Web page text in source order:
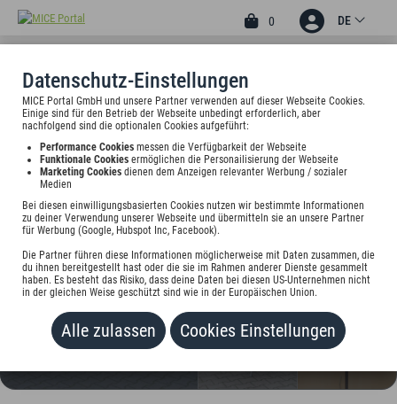
Datenschutz-Einstellungen
MICE Portal GmbH und unsere Partner verwenden auf dieser Webseite Cookies.
Einige sind für den Betrieb der Webseite unbedingt erforderlich, aber
nachfolgend sind die optionalen Cookies aufgeführt:
Performance Cookies messen die Verfügbarkeit der Webseite
Funktionale Cookies ermöglichen die Personailisierung der Webseite
Marketing Cookies dienen dem Anzeigen relevanter Werbung / sozialer
Medien
Bei diesen einwilligungsbasierten Cookies nutzen wir bestimmte Informationen
zu deiner Verwendung unserer Webseite und übermitteln sie an unsere Partner
für Werbung (Google, Hubspot Inc, Facebook).
Die Partner führen diese Informationen möglicherweise mit Daten zusammen, die
du ihnen bereitgestellt hast oder die sie im Rahmen anderer Dienste gesammelt
haben. Es besteht das Risiko, dass deine Daten bei diesen US-Unternehmen nicht
in der gleichen Weise geschützt sind wie in der Europäischen Union.
Alle zulassen Cookies Einstellungen
0 DE
4.13
ACHAT COMFORT
FRANKENTHAL/PFALZ
Mahlastraße 18, 67227 Frankenthal (Pfalz), Deutschland
Preis auf Anfrage
HINZUFÜGEN